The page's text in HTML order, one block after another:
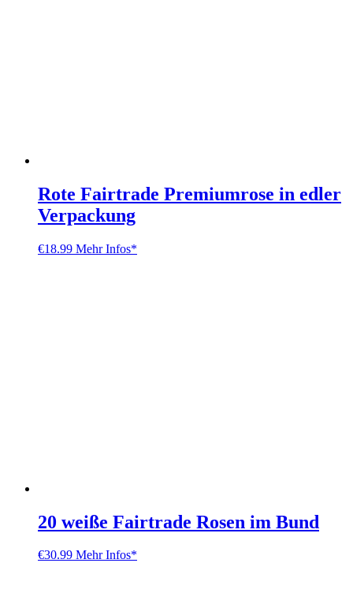
Rote Fairtrade Premiumrose in edler
Verpackung
€18.99 Mehr Infos*
20 weiße Fairtrade Rosen im Bund
€30.99 Mehr Infos*